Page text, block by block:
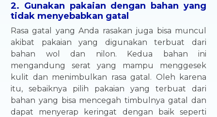
2. Gunakan pakaian dengan bahan yang
tidak menyebabkan gatal
Rasa gatal yang Anda rasakan juga bisa muncul
akibat pakaian yang digunakan terbuat dari
bahan wol dan nilon. Kedua bahan ini
mengandung serat yang mampu menggesek
kulit dan menimbulkan rasa gatal. Oleh karena
itu, sebaiknya pilih pakaian yang terbuat dari
bahan yang bisa mencegah timbulnya gatal dan
dapat menyerap keringat dengan baik seperti